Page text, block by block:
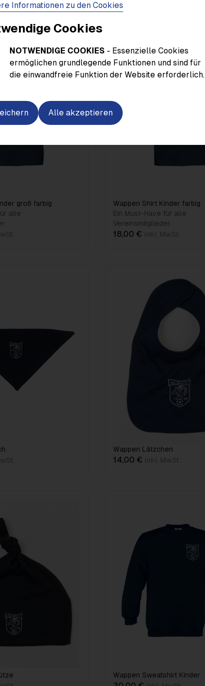
Informationen zu den Cookies
Cookies
NOTWENDIGE COOKIES - Essenzielle Cookies
ermöglichen grundlegende Funktionen und sind für
die einwandfreie Funktion der Website erforderlich.
Alle akzeptieren
groß farbig
alle
Wappen Shirt Kinder farbig
Ein Must-Have für alle
Vereinsmitglieder.
18,00 €
Wappen Lätzchen
14,00 €
Wappen Sweatshirt Kinder